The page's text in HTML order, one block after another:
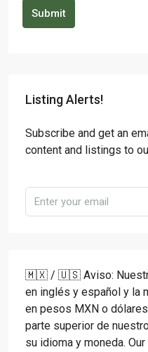
Submit
Listing Alerts!
Subscribe and get an
content and listings to
🇲🇽 / 🇺🇸 Aviso:
en inglés y español y la
en pesos MXN o
parte superior de
su idioma y moneda.